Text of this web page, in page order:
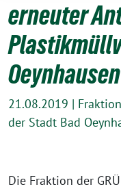
erneuter
Oeynhausen
21.08.2019 |
der Stadt Bad
Die Fraktion der